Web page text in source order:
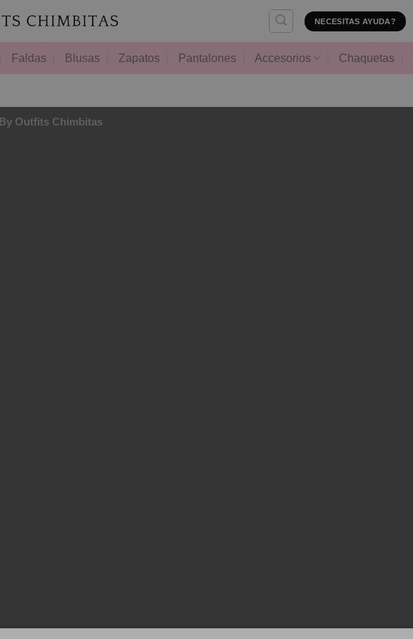
NECESITAS AYUDA?
Faldas Blusas Zapatos Pantalones Accesorios Chaquetas
By Outfits Chimbitas